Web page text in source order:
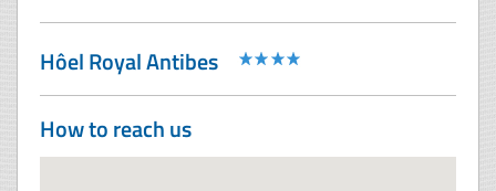
Hôel Royal Antibes
How to reach us